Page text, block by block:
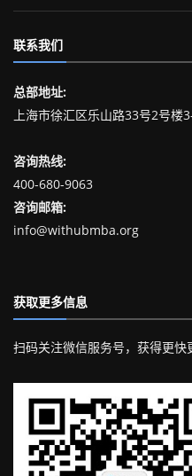
联系我们
总部地址:
上海市徐汇区乐山路33号2号楼
咨询热线:
400-680-9063
咨询邮箱:
info@withubmba.org
获取更多信息
扫码关注微信服务号，获得更快